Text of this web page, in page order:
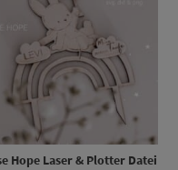
Hope Laser & Plotter Datei